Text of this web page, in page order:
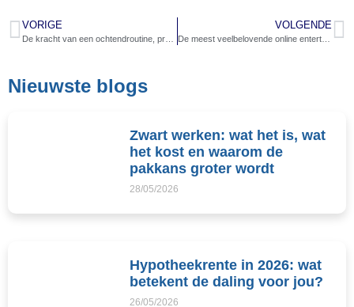
VORIGE VOLGENDE
De meest veelbelovende online entertainment businessmodellen om nu in te investeren
Nieuwste blogs
Zwart werken: wat het is, wat
het kost en waarom de
pakkans groter wordt
28/05/2026
Hypotheekrente in 2026: wat
betekent de daling voor jou?
26/05/2026